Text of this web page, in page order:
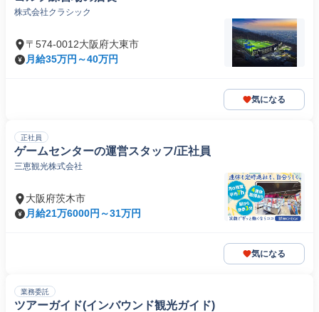
株式会社クラシック
〒574-0012大阪府大東市
月給35万円～40万円
気になる
正社員
ゲームセンターの運営スタッフ/正社員
三恵観光株式会社
大阪府茨木市
月給21万6000円～31万円
気になる
業務委託
ツアーガイド(インバウンド観光ガイド)